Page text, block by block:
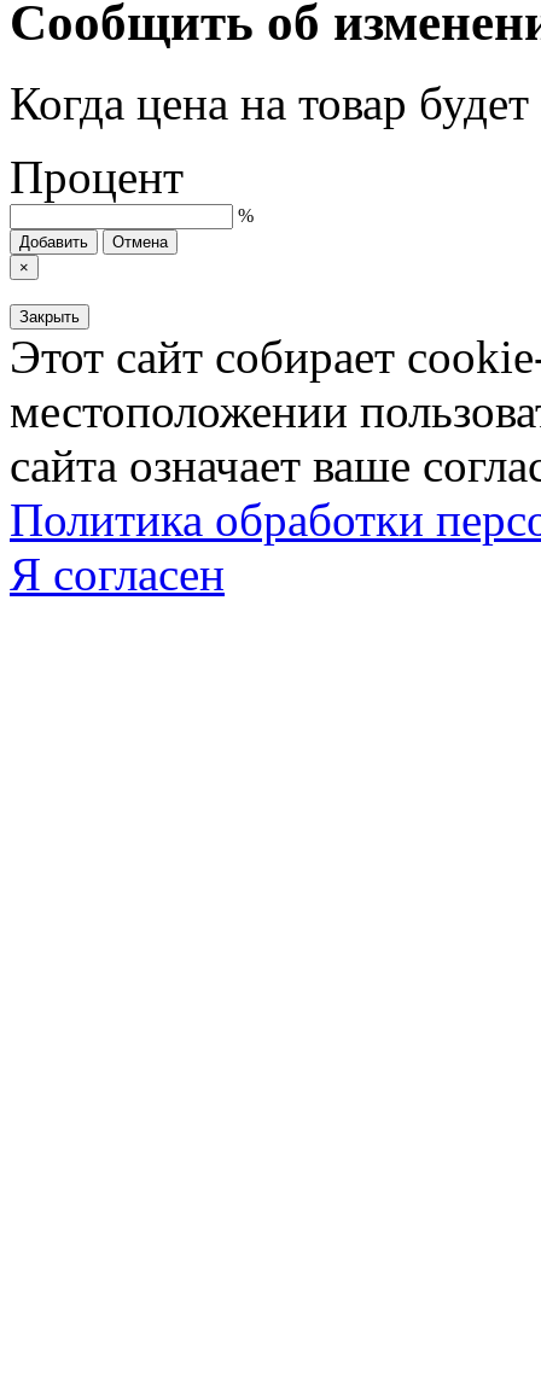
Сообщить об
Когда цена на товар
Процент
%
Добавить
Отмена
×
Закрыть
Этот сайт собирает
местоположении
сайта означает ваше
Политика обработки
Я согласен